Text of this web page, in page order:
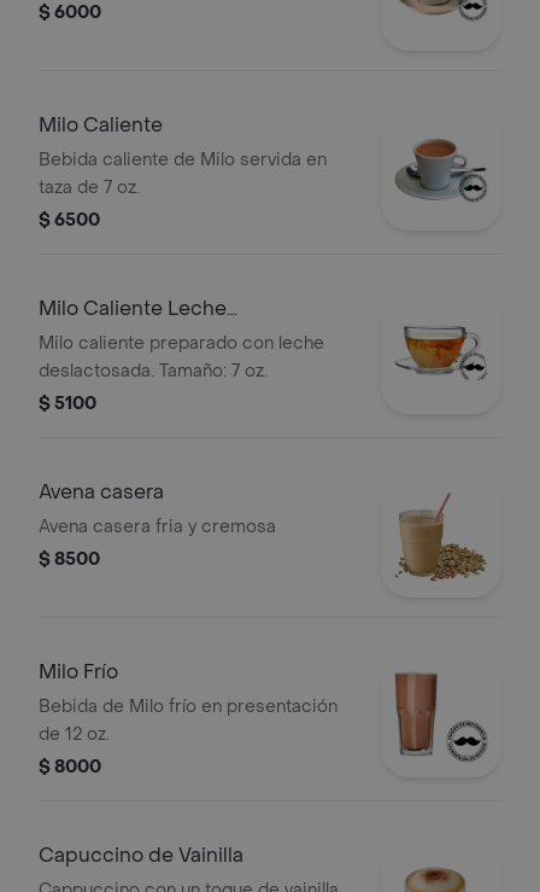
$ 6000
Milo Caliente
Bebida caliente de Milo servida en
taza de 7 oz.
$ 6500
Milo Caliente Leche
Deslactosada
Milo caliente preparado con leche
deslactosada. Tamaño: 7 oz.
$ 5100
Avena casera
Avena casera fria y cremosa
$ 8500
Milo Frío
Bebida de Milo frío en presentación
de 12 oz.
$ 8000
Capuccino de Vainilla